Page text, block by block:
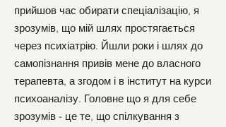
прийшов час обирати спеціалізацію, я
зрозумів, що мій шлях простягається
через психіатрію. Йшли роки і шлях до
самопізнання привів мене до власного
терапевта, а згодом і в інститут на курси
психоаналізу. Головне що я для себе
зрозумів - це те, що спілкування з